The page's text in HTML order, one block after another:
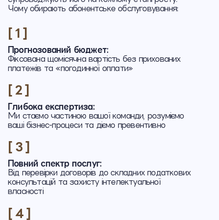
Чому обирають абонентське обслуговування:
[ 1 ]
Прогнозований бюджет:
Фіксована щомісячна вартість без прихованих
платежів та «погодинної оплати»
[ 2 ]
Глибока експертиза:
Ми стаємо частиною вашої команди, розуміємо
ваші бізнес-процеси та діємо превентивно
[ 3 ]
Повний спектр послуг:
Від перевірки договорів до складних податкових
консультацій та захисту інтелектуальної
власності
[ 4 ]